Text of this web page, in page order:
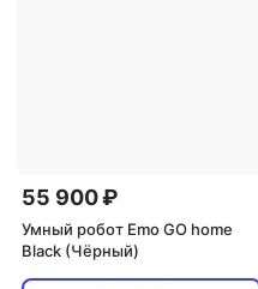
55 900 ₽
Умный робот Emo GO home
Black (Чёрный)